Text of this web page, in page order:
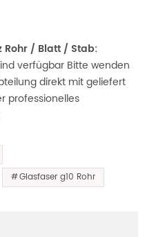
Rohr / Blatt / Stab:
verfügbar Bitte wenden
direkt mit geliefert
professionelles
Glasfaser g10 Rohr